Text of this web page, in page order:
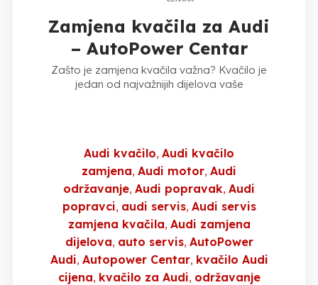
Zamjena kvačila za Audi
– AutoPower Centar
Zašto je zamjena kvačila važna? Kvačilo je
jedan od najvažnijih dijelova vaše
Audi kvačilo Audi kvačilo
zamjena Audi motor Audi
održavanje Audi popravak Audi
popravci audi servis Audi servis
zamjena kvačila Audi zamjena
dijelova auto servis AutoPower
Audi Autopower Centar kvačilo Audi
cijena kvačilo za Audi održavanje